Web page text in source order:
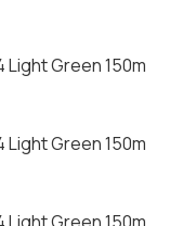
Grееn 150m
Grееn 150m